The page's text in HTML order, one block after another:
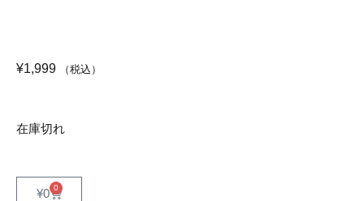
¥1,999 （税込）
在庫切れ
¥0 0